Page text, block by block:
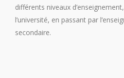
différents niveaux
l’université, en passant par
secondaire.